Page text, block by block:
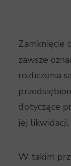
Zamknięcie
zawsze
rozliczenia
dotyczące
jej likwidacji.
W takim